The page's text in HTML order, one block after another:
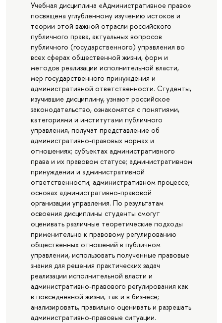
Учебная дисциплина «Административное право»
посвящена углубленному изучению истоков и
теории этой важной отрасли российского
публичного права, актуальных вопросов
публичного (государственного) управления во
всех сферах общественной жизни, форм и
методов реализации исполнительной власти,
мер государственного принуждения и
административной ответственности. Студенты,
изучившие дисциплину, узнают российское
законодательство, ознакомятся с понятиями,
категориями и институтами публичного
управления, получат представление об
административно-правовых нормах и
отношениях; субъектах административного
права и их правовом статусе; административном
принуждении и административной
ответственности; административном процессе;
основах административно-правовой
организации управления. По результатам
освоения дисциплины студенты смогут
оценивать различные теоретические подходы
применительно к правовому регулированию
общественных отношений в публичном
управлении, использовать полученные правовые
знания для решения практических задач
реализации исполнительной власти и
административно-правового регулирования как
в повседневной жизни, так и в бизнесе;
анализировать, правильно оценивать и разрешать
административно-правовые ситуации.